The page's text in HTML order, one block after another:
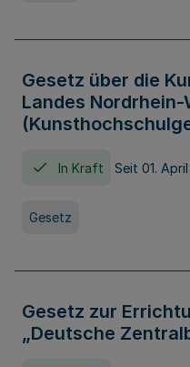
Gesetz über die
Landes
In Kraft Seit 01.
Gesetz
Gesetz zur
„Deutsche